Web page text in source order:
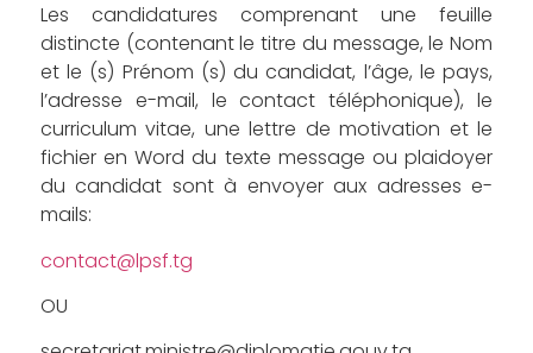
Les candidatures comprenant une feuille
distincte (contenant le titre du message, le Nom
et le (s) Prénom (s) du candidat, l’âge, le pays,
l’adresse e-mail, le contact téléphonique), le
curriculum vitae, une lettre de motivation et le
fichier en Word du texte message ou plaidoyer
du candidat sont à envoyer aux adresses e-
mails:
contact@lpsf.tg
OU